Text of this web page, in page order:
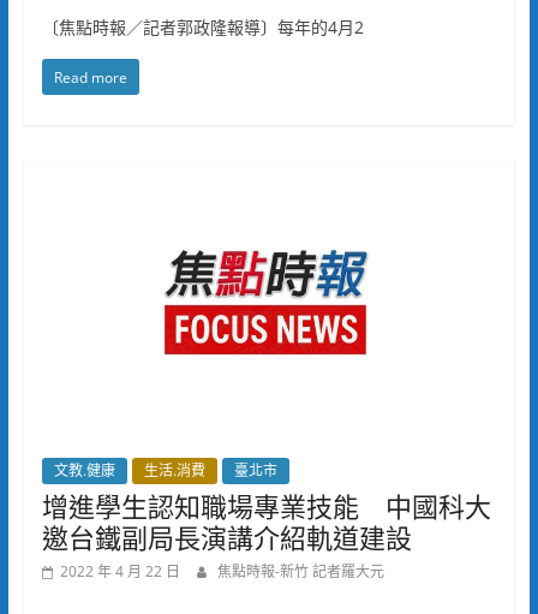
〔焦點時報／記者郭政隆報導〕每年的4月2
Read more
文教.健康 生活.消費 臺北市
增進學生認知職場專業技能 中國科大
邀台鐵副局長演講介紹軌道建設
2022 年 4 月 22 日 焦點時報-新竹 記者羅大元